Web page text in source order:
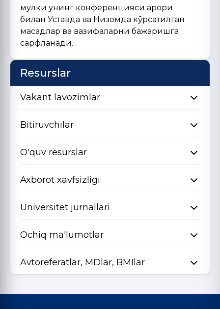
Resurslar
Vakant lavozimlar
Bitiruvchilar
O'quv resurslar
Axborot xavfsizligi
Universitet jurnallari
Ochiq ma'lumotlar
Avtoreferatlar, MDlar, BMIlar